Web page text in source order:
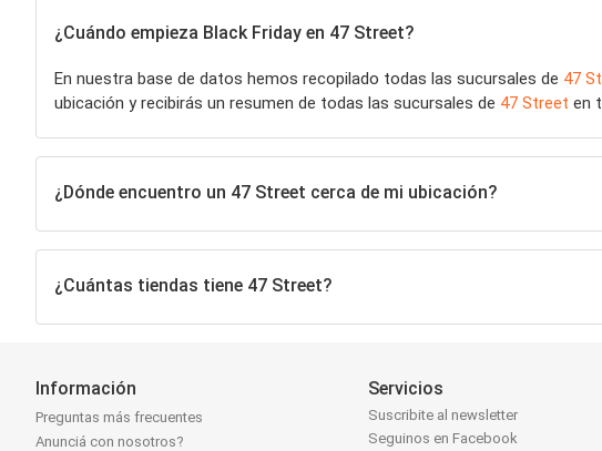
¿Cuándo empieza Black Friday en 47 Street?
En nuestra base de datos hemos recopilado todas las sucursales de 47
ubicación y recibirás un resumen de todas las sucursales de 47 Street en
¿Dónde encuentro un 47 Street cerca de mi ubicación?
¿Cuántas tiendas tiene 47 Street?
Información
Preguntas más frecuentes
Anunciá con nosotros?
Servicios
Suscribite al newsletter
Seguinos en Facebook